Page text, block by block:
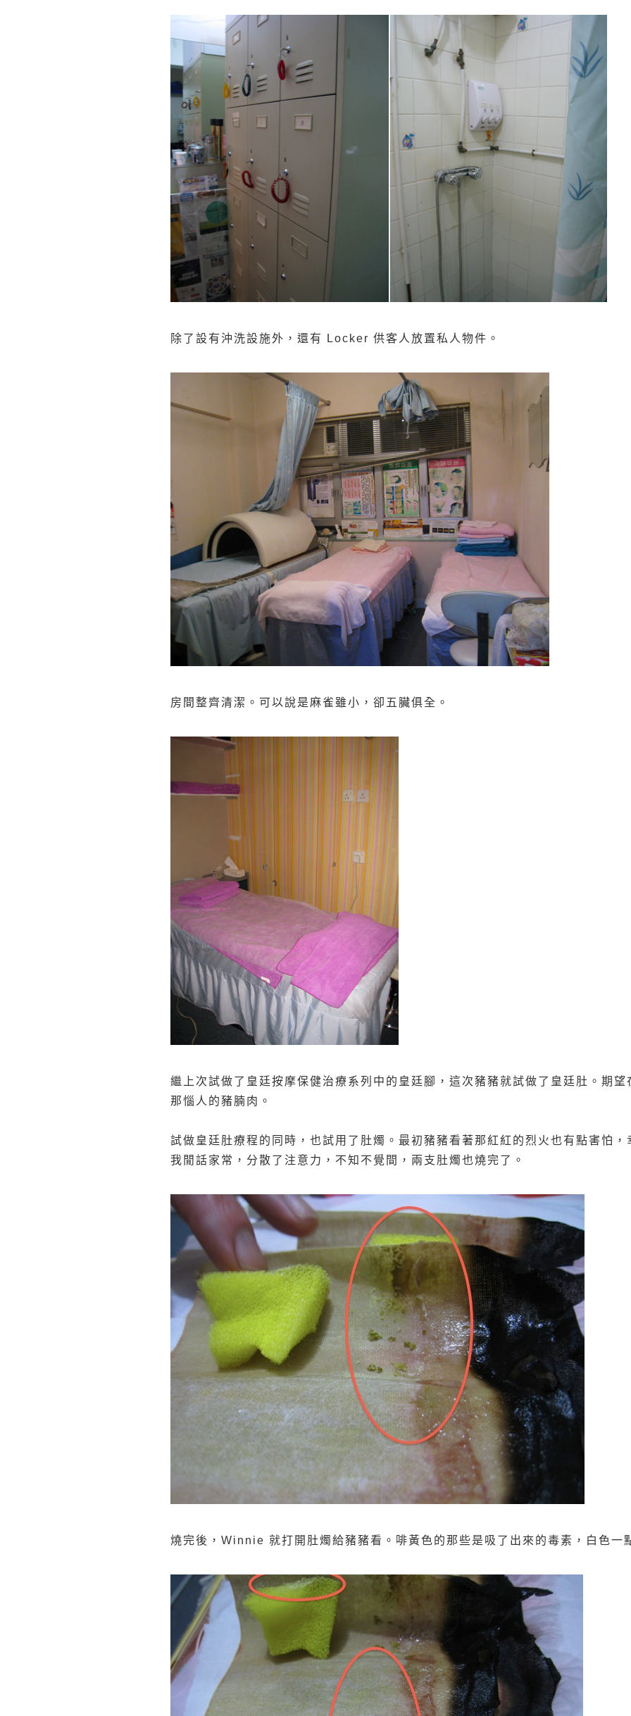
除了設有沖洗設施外，還有 Locker 供客人放置私人物件。
房間整齊清潔。可以說是麻雀雖小，卻五臟俱全。
繼上次試做了 皇廷按摩保健治療系列中的皇廷腳，這次豬豬就試做了皇廷肚。期
那惱人的豬腩肉。
試做皇廷肚療程的同時，也試用了肚燭。最初豬豬看著那紅紅的烈火也有點害怕
我閒話家常，分散了注意力，不知不覺間，兩支肚燭也燒完了。
燒完後，Winnie 就打開肚燭給豬豬看。啡黃色的那些是吸了出來的毒素，白色一